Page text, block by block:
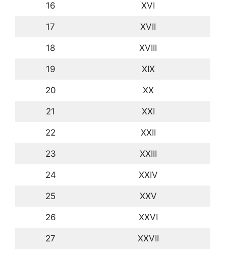
16 XVI
17 XVII
18 XVIII
19 XIX
20 XX
21 XXI
22 XXII
23 XXIII
24 XXIV
25 XXV
26 XXVI
27 XXVII